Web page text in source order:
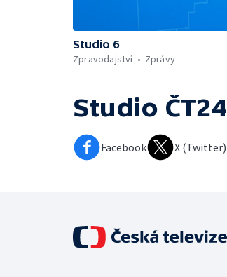
Studio 6
Zpravodajství
Zprávy
Studio ČT24
Facebook X (Twitter)